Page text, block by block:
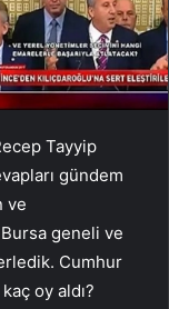
Tayyip
gündem
ve
Bursa geneli ve
Cumhur
oy aldı?